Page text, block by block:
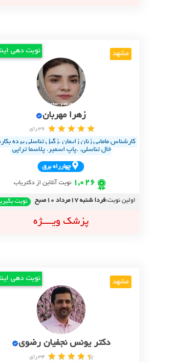
مشهد نوبت دهی
زهرا مهربان
36 رای
کارشناس مامایی زنان زایمان .زگیل تناسلی پرده
خال تناسلی. .پاپ اسمیر. پلاسما تراپی
چهارراه برق
1,026 نوبت آنلاین از دکتریاب
اولین نوبت:فردا شنبه 17مرداد 10صبح نوبت
پزشک ویــــژه
مشهد نوبت دهی
دکتر یونس نجفیان رضوی
34 رای